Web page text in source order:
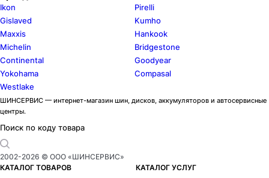
Ikon
Pirelli
Gislaved
Kumho
Maxxis
Hankook
Michelin
Bridgestone
Continental
Goodyear
Yokohama
Compasal
Westlake
ШИНСЕРВИС — интернет-магазин шин, дисков, аккумуляторов и автосервисные
центры.
Поиск по коду товара
2002-2026 © ООО «ШИНСЕРВИС»
КАТАЛОГ ТОВАРОВ
КАТАЛОГ УСЛУГ